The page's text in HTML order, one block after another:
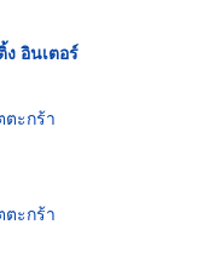
อินเตอร์
ะกร้า
ะกร้า